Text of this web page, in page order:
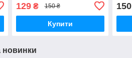
СМС
129₴ 150 ₴
Купити
150
новинки